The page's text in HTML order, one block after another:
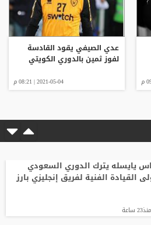
عدي الصيفي يقود القادسة
لفوز ثمين بالدوري الكويتي
2021-05-04 | 08:21 م
يايسله يترك الدوري السعودي
القيادة الفنية لفريق إنجليزي بارز
منذ23 ساعة